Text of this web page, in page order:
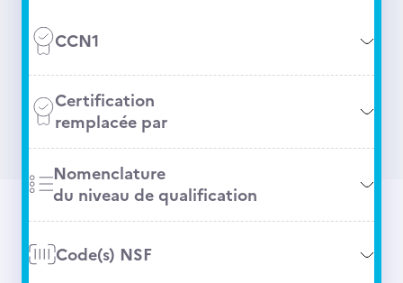
CCN1
Certification
remplacée par
Nomenclature
du niveau de qualification
Code(s) NSF